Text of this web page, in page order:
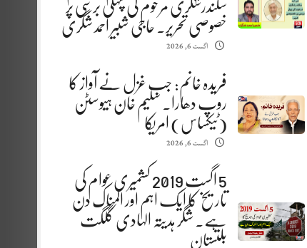
سکندرشگری مرحوم کی پہلی برسی پر
خصوصی تحریر. حاجی شبیر احمد شگری
اگست 6, 2026
فریدہ خانم: جب غزل نے آواز کا
روپ دھارا. سلیم خان ہیوسٹن
(ٹیکساس) امریکا
اگست 6, 2026
5 اگست 2019 کشمیری عوام کی
تاریخ کا ایک اہم اور المناک دن
ہے. شگر ہدیتہ الہادی گلگت
بلتستان